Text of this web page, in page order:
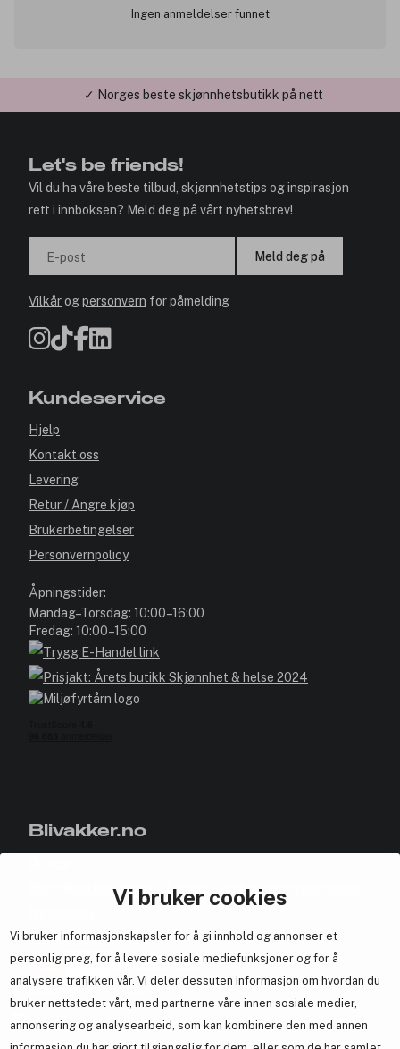
Vi bruker cookies
Vi bruker informasjonskapsler for å gi innhold og annonser et
personlig preg, for å levere sosiale mediefunksjoner og for å
analysere trafikken vår. Vi deler dessuten informasjon om hvordan du
bruker nettstedet vårt, med partnerne våre innen sosiale medier,
annonsering og analysearbeid, som kan kombinere den med annen
Ingen anmeldelser funnet
✓ Norges beste skjønnhetsbutikk på nett
Let's be friends!
Vil du ha våre beste tilbud, skjønnhetstips og inspirasjon
rett i innboksen? Meld deg på vårt nyhetsbrev!
E-post Meld deg på
Vilkårogpersonvern for påmelding
Kundeservice
Hjelp
Kontakt oss
Levering
Retur / Angre kjøp
Brukerbetingelser
Personvernpolicy
Åpningstider:
Mandag–Torsdag: 10:00–16:00
Fredag: 10:00–15:00
Blivakker.no
Bli medlem helt gratis - få poeng og eksklusive rabattkoder.
Samarbeid med oss